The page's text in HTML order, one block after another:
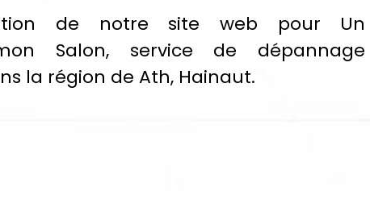
de notre site web pour Un
Salon, service de dépannage
la région de Ath, Hainaut.